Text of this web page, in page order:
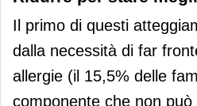
Il primo di questi
dalla necessità di far
allergie (il 15,5% delle
componente che non